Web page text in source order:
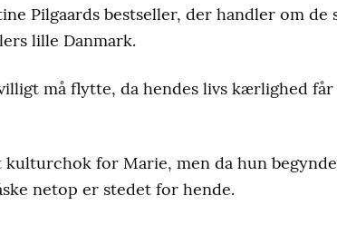
Pilgaards bestseller, der handler om de
lille Danmark.
må flytte, da hendes livs kærlighed
kulturchok for Marie, men da hun
netop er stedet for hende.